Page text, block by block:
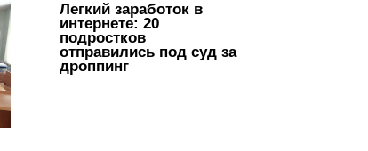
Легкий заработок в
интернете: 20
подростков
отправились под суд за
дроппинг